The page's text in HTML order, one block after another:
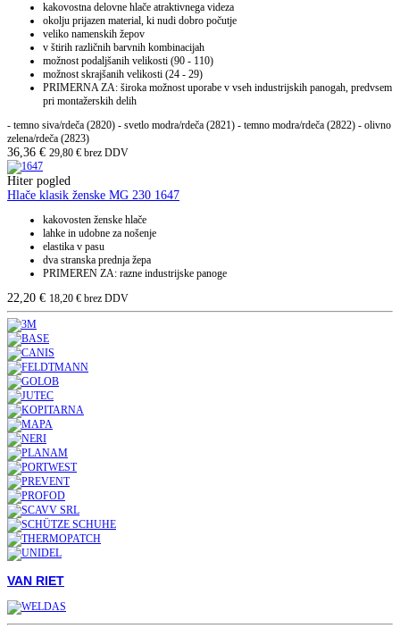
kakovostna delovne hlače atraktivnega videza
okolju prijazen material, ki nudi dobro počutje
veliko namenskih žepov
v štirih različnih barvnih kombinacijah
možnost podaljšanih velikosti (90 - 110)
možnost skrajšanih velikosti (24 - 29)
PRIMERNA ZA: široka možnost uporabe v vseh industrijskih panogah, predvsem
pri montažerskih delih
- temno siva/rdeča (2820) - svetlo modra/rdeča (2821) - temno modra/rdeča (2822) - olivno
zelena/rdeča (2823)
36,36 € 29,80 € brez DDV
Hiter pogled
Hlače klasik ženske MG 230 1647
kakovosten ženske hlače
lahke in udobne za nošenje
elastika v pasu
dva stranska prednja žepa
PRIMEREN ZA: razne industrijske panoge
22,20 € 18,20 € brez DDV
VAN RIET